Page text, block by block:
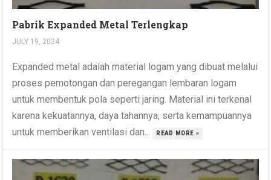
Pabrik Expanded Metal Terlengkap
JULY 19, 2024
Expanded metal adalah material logam yang dibuat melalui
proses pemotongan dan peregangan lembaran logam
untuk membentuk pola seperti jaring. Material ini terkenal
karena kekuatannya, daya tahannya, serta kemampuannya
untuk memberikan ventilasi dan...
READ MORE »